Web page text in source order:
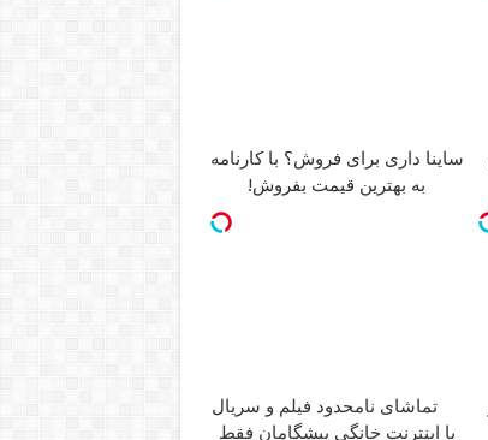
ساینا داری برای فروش؟ با کارنامه
به بهترین قیمت بفروش!
تماشای نامحدود فیلم و سریال
با اینترنت خانگی پیشگامان فقط